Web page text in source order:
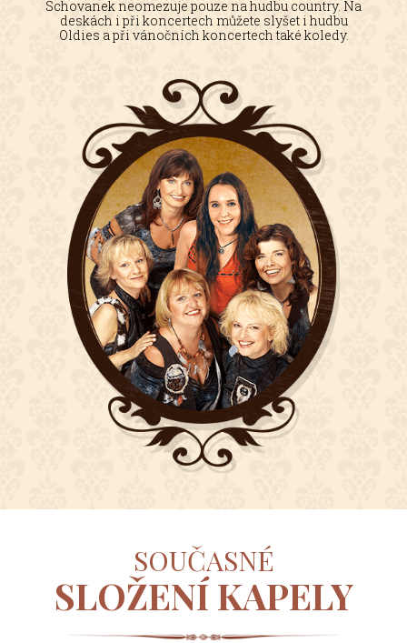
Schovanek neomezuje pouze na hudbu country. Na
deskách i při koncertech můžete slyšet i hudbu
Oldies a při vánočních koncertech také koledy.
SOUČASNÉ
SLOŽENÍ KAPELY